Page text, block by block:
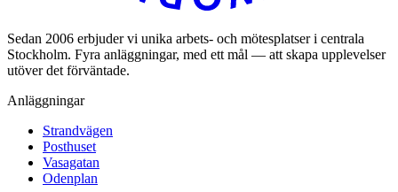
Sedan 2006 erbjuder vi unika arbets- och mötesplatser i centrala
Stockholm. Fyra anläggningar, med ett mål — att skapa upplevelser
utöver det förväntade.
Anläggningar
Strandvägen
Posthuset
Vasagatan
Odenplan